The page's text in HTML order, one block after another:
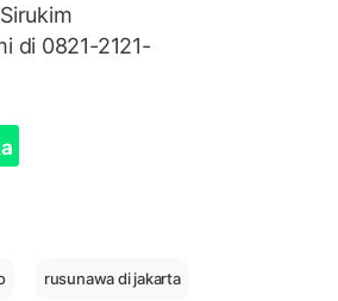
di 0821-2121-
rusunawa di jakarta